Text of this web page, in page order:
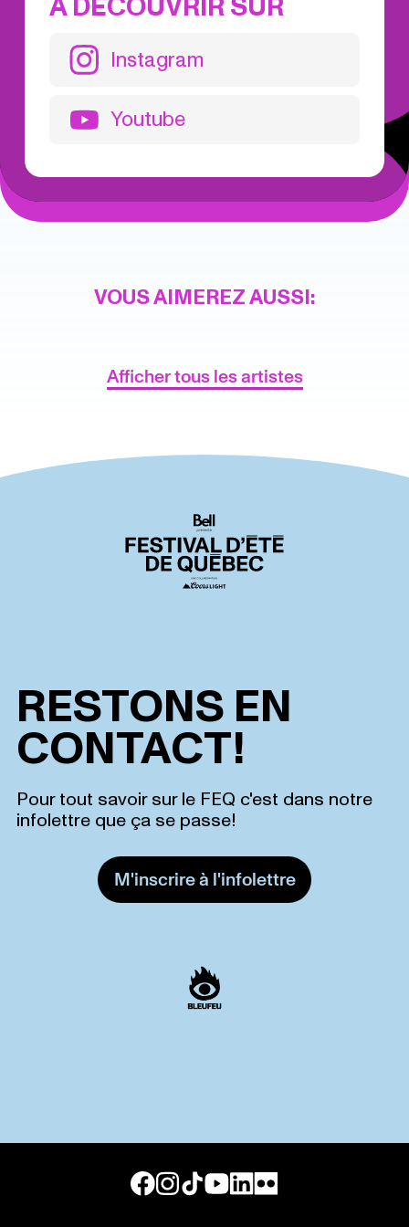
À DÉCOUVRIR SUR
Instagram
Youtube
VOUS AIMEREZ AUSSI:
Afficher tous les artistes
RESTONS EN
CONTACT!
Pour tout savoir sur le FEQ c'est dans notre
infolettre que ça se passe!
M'inscrire à l'infolettre